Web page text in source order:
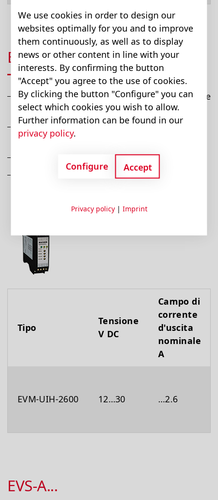
EVM-UIH-…
Amplificatore di potenza universale per valvole
proporzionali
Alloggiamento compatto per montaggio su
guida DIN
Corrente nominale dei magneti fino a 2,6 A
Impostazione tramite potenziometro (MIN,
Tipo
Tensione
V DC
Campo di
corrente
d'uscita
nominale
A
EVM-UIH-2600 12…30 …2.6
EVS-A...
We use cookies in order to design our
websites optimally for you and to improve
them continuously, as well as to display
news or other content in line with your
interests. By confirming the button
"Accept" you agree to the use of cookies.
By clicking the button "Configure" you can
select which cookies you wish to allow.
Further information can be found in our
privacy policy.
Configure Accept
Privacy policy| Imprint